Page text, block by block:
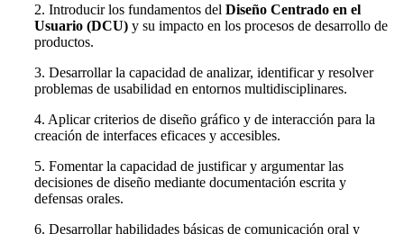
2. Introducir los fundamentos del Diseño Centrado en el
Usuario (DCU) y su impacto en los procesos de desarrollo de
productos.
3. Desarrollar la capacidad de analizar, identificar y resolver
problemas de usabilidad en entornos multidisciplinares.
4. Aplicar criterios de diseño gráfico y de interacción para la
creación de interfaces eficaces y accesibles.
5. Fomentar la capacidad de justificar y argumentar las
decisiones de diseño mediante documentación escrita y
defensas orales.
6. Desarrollar habilidades básicas de comunicación oral y